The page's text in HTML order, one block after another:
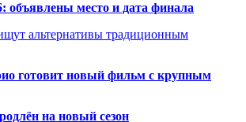
объявлены место и дата финала
альтернативы традиционным
готовит новый фильм с крупным
на новый сезон